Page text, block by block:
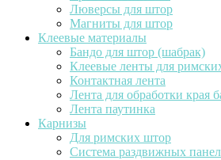
Люверсы для штор
Магниты для штор
Клеевые материалы
Бандо для штор (шабрак)
Клеевые ленты для
Контактная лента
Лента для обработки края
Лента паутинка
Карнизы
Для римских штор
Система раздвижных